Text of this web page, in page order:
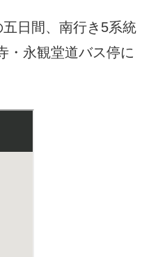
日間、南行き5系統
・永観堂道バス停に